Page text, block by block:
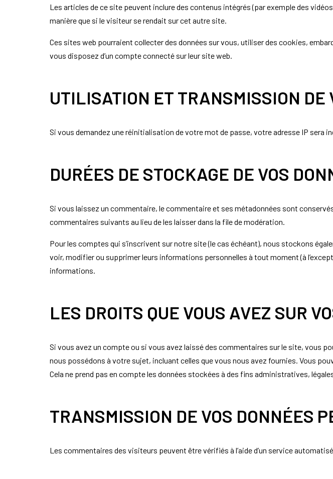
Les articles de ce site peuvent inclure des contenus intégrés (par exemple des
manière que si le visiteur se rendait sur cet autre site.
Ces sites web pourraient collecter des données sur vous, utiliser des cookies,
vous disposez d’un compte connecté sur leur site web.
UTILISATION ET TRANSMISSION
Si vous demandez une réinitialisation de votre mot de passe, votre adresse IP sera
DURÉES DE STOCKAGE DE VOS
Si vous laissez un commentaire, le commentaire et ses métadonnées sont
commentaires suivants au lieu de les laisser dans la file de modération.
Pour les comptes qui s’inscrivent sur notre site (le cas échéant), nous stockons
voir, modifier ou supprimer leurs informations personnelles à tout moment (à
informations.
LES DROITS QUE VOUS AVEZ SUR
Si vous avez un compte ou si vous avez laissé des commentaires sur le site, vous
nous possédons à votre sujet, incluant celles que vous nous avez fournies. Vous
Cela ne prend pas en compte les données stockées à des fins administratives,
TRANSMISSION DE VOS DONNÉES
Les commentaires des visiteurs peuvent être vérifiés à l’aide d’un service